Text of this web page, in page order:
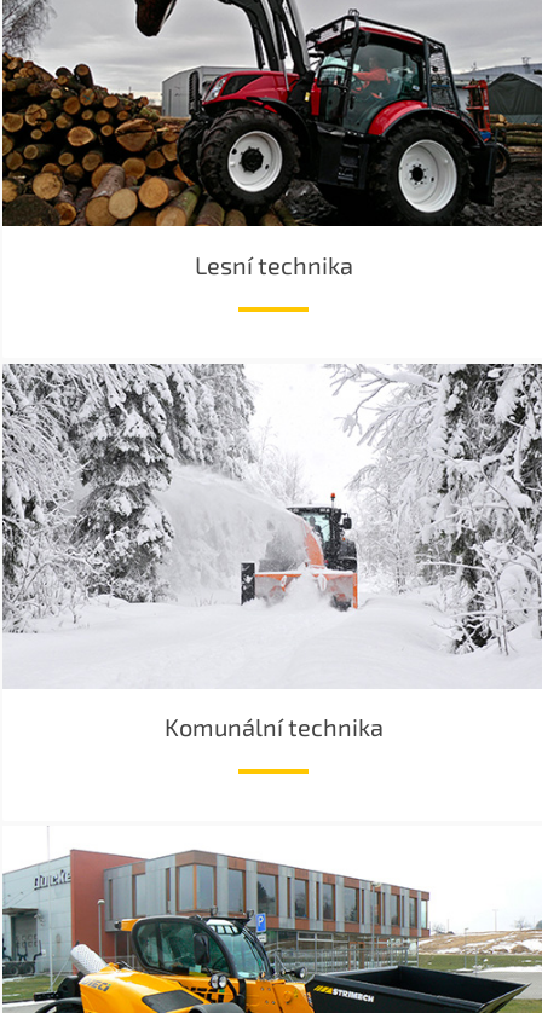
Lesní technika
Komunální technika